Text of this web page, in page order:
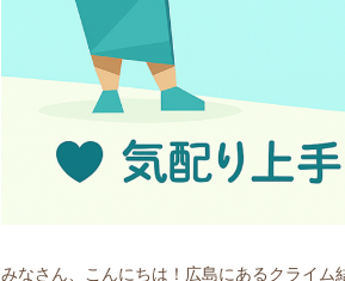
みなさん、こんにちは！広島にあるクライム